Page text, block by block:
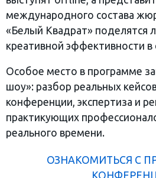
международного состава
«Белый Квадрат» поделятся
креативной эффективности
Особое место в программе
шоу»: разбор реальных
конференции, экспертиза и
практикующих
реального времени.
ОЗНАКОМИТЬСЯ С